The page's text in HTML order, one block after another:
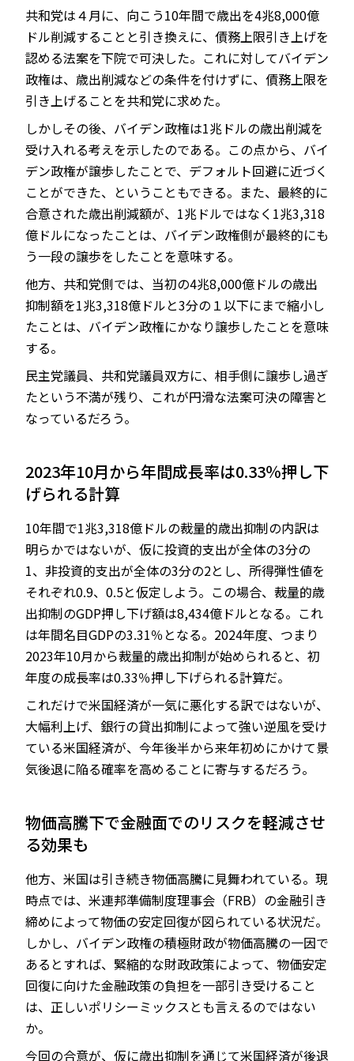
共和党は４月に、向こう10年間で歳出を4兆8,000億
ドル削減することと引き換えに、債務上限引き上げを
認める法案を下院で可決した。これに対してバイデン
政権は、歳出削減などの条件を付けずに、債務上限を
引き上げることを共和党に求めた。
しかしその後、バイデン政権は1兆ドルの歳出削減を
受け入れる考えを示したのである。この点から、バイ
デン政権が譲歩したことで、デフォルト回避に近づく
ことができた、ということもできる。また、最終的に
合意された歳出削減額が、1兆ドルではなく1兆3,318
億ドルになったことは、バイデン政権側が最終的にも
う一段の譲歩をしたことを意味する。
他方、共和党側では、当初の4兆8,000億ドルの歳出
抑制額を1兆3,318億ドルと3分の１以下にまで縮小し
たことは、バイデン政権にかなり譲歩したことを意味
する。
民主党議員、共和党議員双方に、相手側に譲歩し過ぎ
たという不満が残り、これが円滑な法案可決の障害と
なっているだろう。
2023年10月から年間成長率は0.33％押し下
げられる計算
10年間で1兆3,318億ドルの裁量的歳出抑制の内訳は
明らかではないが、仮に投資的支出が全体の3分の
1、非投資的支出が全体の3分の2とし、所得弾性値を
それぞれ0.9、0.5と仮定しよう。この場合、裁量的歳
出抑制のGDP押し下げ額は8,434億ドルとなる。これ
は年間名目GDPの3.31％となる。2024年度、つまり
2023年10月から裁量的歳出抑制が始められると、初
年度の成長率は0.33％押し下げられる計算だ。
これだけで米国経済が一気に悪化する訳ではないが、
大幅利上げ、銀行の貸出抑制によって強い逆風を受け
ている米国経済が、今年後半から来年初めにかけて景
気後退に陥る確率を高めることに寄与するだろう。
物価高騰下で金融面でのリスクを軽減させ
る効果も
他方、米国は引き続き物価高騰に見舞われている。現
時点では、米連邦準備制度理事会（FRB）の金融引き
締めによって物価の安定回復が図られている状況だ。
しかし、バイデン政権の積極財政が物価高騰の一因で
あるとすれば、緊縮的な財政政策によって、物価安定
回復に向けた金融政策の負担を一部引き受けること
は、正しいポリシーミックスとも言えるのではない
か。
今回の合意が、仮に歳出抑制を通じて米国経済が後退